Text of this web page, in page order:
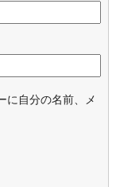
に自分の名前、メ